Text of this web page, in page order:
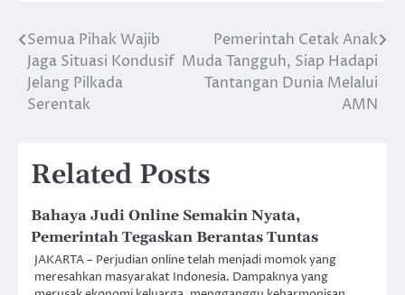
Post
navigation
Semua Pihak Wajib
Jaga Situasi Kondusif
Jelang Pilkada
Serentak
Pemerintah Cetak Anak
Muda Tangguh, Siap Hadapi
Tantangan Dunia Melalui
AMN
Related Posts
Bahaya Judi Online Semakin Nyata,
Pemerintah Tegaskan Berantas Tuntas
JAKARTA – Perjudian online telah menjadi momok yang
meresahkan masyarakat Indonesia. Dampaknya yang